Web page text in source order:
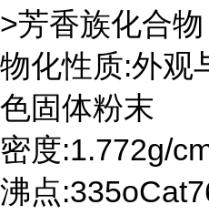
>芳香族化合物
物化性质:外观
色固体粉末
密度:1.772g/
沸点